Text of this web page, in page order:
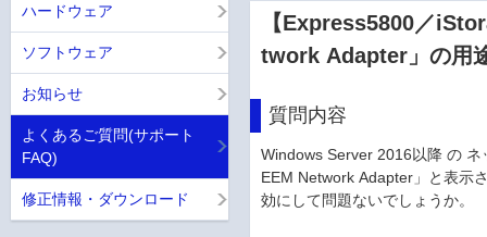
【Express5800／
twork Adapter」の用
質問内容
Windows Server 2016以降 の
EEM Network Adapter」と表示
効にして問題ないでしょうか。
ハードウェア
ソフトウェア
お知らせ
よくあるご質問(サポート
FAQ)
修正情報・ダウンロード